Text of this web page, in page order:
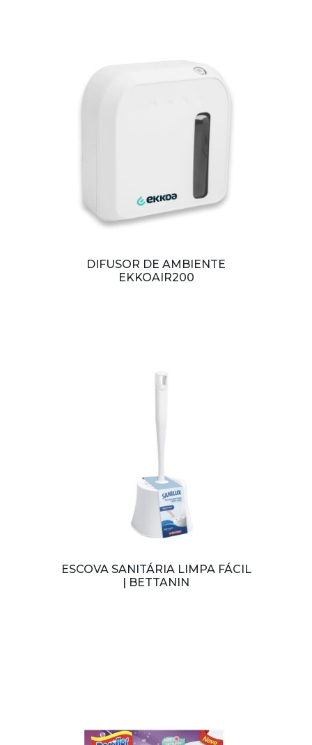
DIFUSOR DE AMBIENTE
EKKOAIR200
ESCOVA SANITÁRIA LIMPA FÁCIL
| BETTANIN